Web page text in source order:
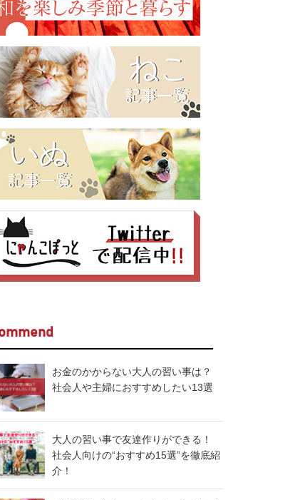
お金のかからない大人の習い事は？
社会人や主婦におすすめしたい13選
大人の習い事で友達作りができる！
社会人向けの“おすすめ15選”を徹底紹
介！